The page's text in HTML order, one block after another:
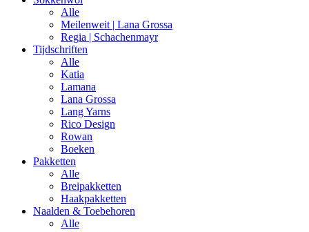
Alle
Meilenweit | Lana Grossa
Regia | Schachenmayr
Tijdschriften
Alle
Katia
Lamana
Lana Grossa
Lang Yarns
Rico Design
Rowan
Boeken
Pakketten
Alle
Breipakketten
Haakpakketten
Naalden & Toebehoren
Alle